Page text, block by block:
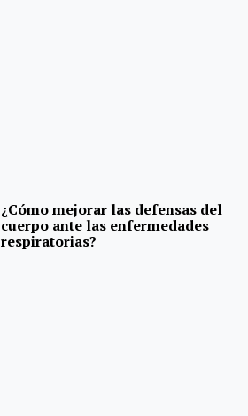
¿Cómo mejorar las defensas del
cuerpo ante las enfermedades
respiratorias?